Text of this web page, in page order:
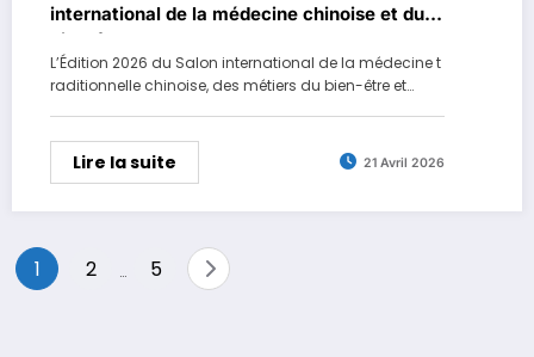
international de la médecine chinoise et du
bien-être
L’Édition 2026 du Salon international de la médecine t
raditionnelle chinoise, des métiers du bien-être et…
Lire la suite 21 Avril 2026
Pagination
1 2 5